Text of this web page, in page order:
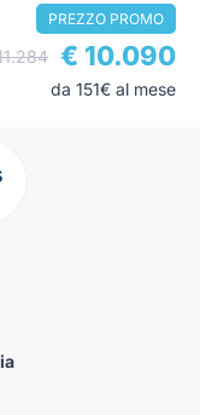
PREZZO PROMO
€ 10.090
da 151€ al mese